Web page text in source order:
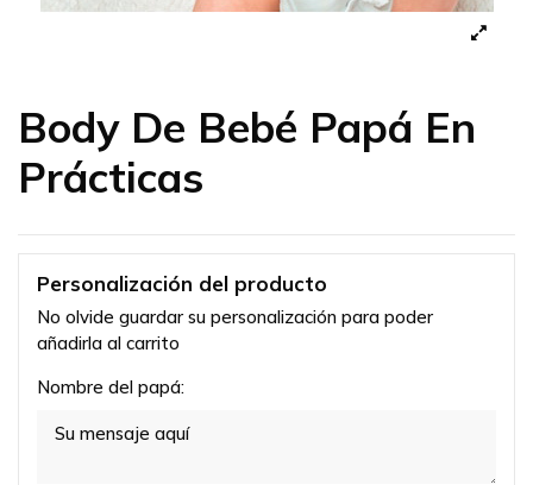
Body De Bebé Papá En
Prácticas
Personalización del producto
No olvide guardar su personalización para poder
añadirla al carrito
Nombre del papá: